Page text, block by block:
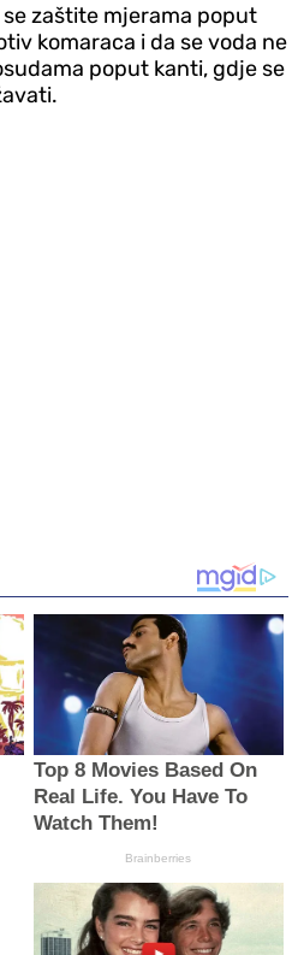
se zaštite mjerama poput
komaraca i da se voda ne
poput kanti, gdje se